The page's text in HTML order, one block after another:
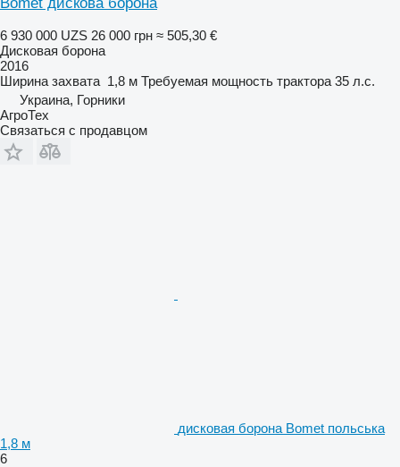
6 930 000 UZS 26 000 грн ≈ 505,30 €
Дисковая борона
2016
Ширина захвата 1,8 м Требуемая мощность трактора 35 л.с.
Украина, Горники
АгроТех
Связаться с продавцом
дисковая борона Bomet польська
1,8 м
6